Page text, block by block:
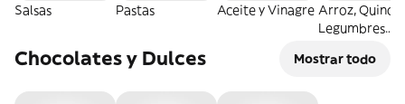
Salsas Pastas Aceite y Vinagre Arroz, Quinoa
Legumbres
Chocolates y Dulces Mostrar todo